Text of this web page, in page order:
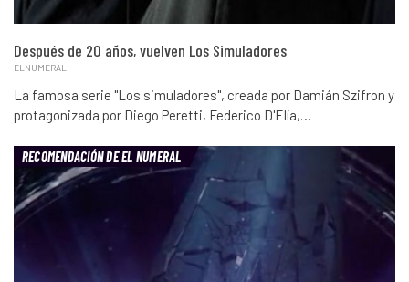
Después de 20 años, vuelven Los Simuladores
ELNUMERAL
La famosa serie "Los simuladores", creada por Damián Szifron y
protagonizada por Diego Peretti, Federico D'Elía,…
RECOMENDACIÓN DE EL NUMERAL